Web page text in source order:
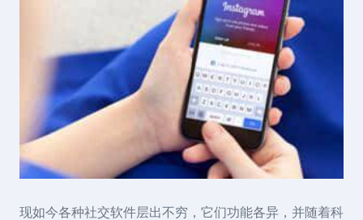
现如今各种社交软件层出不穷，它们功能各异，并随着科